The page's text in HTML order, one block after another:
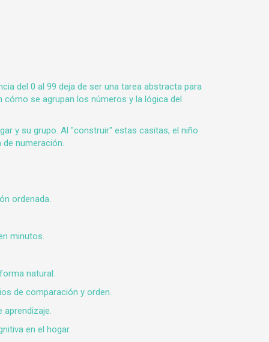
del 0 al 99 deja de ser una tarea abstracta para
se agrupan los números y la lógica del
y su grupo. Al "construir" estas casitas, el niño
numeración.
ordenada.
minutos.
natural.
de comparación y orden.
en el hogar.